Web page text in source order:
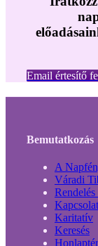
Email értesítő
Bemutatkozás
A
Váradi
Kapcsolat
Karitatív
Keresés